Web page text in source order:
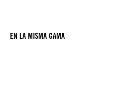
EN LA MISMA GAMA